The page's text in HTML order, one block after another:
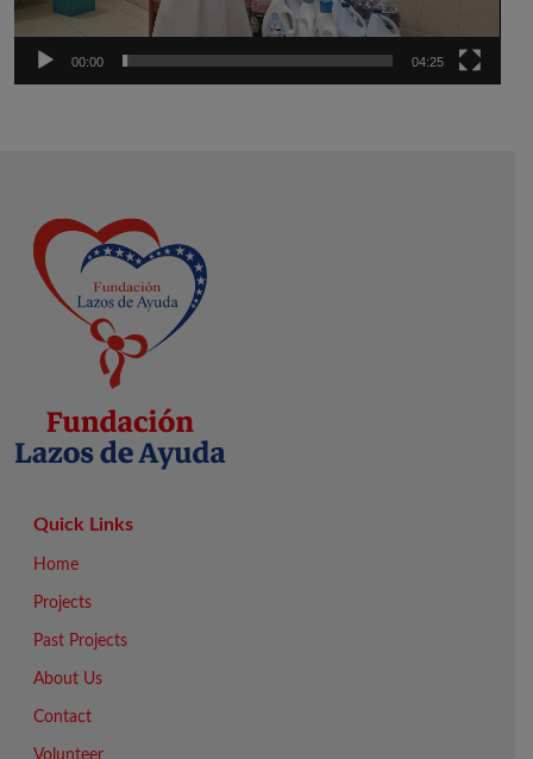
00:00 04:25
Quick Links
Home
Projects
Past Projects
About Us
Contact
Volunteer